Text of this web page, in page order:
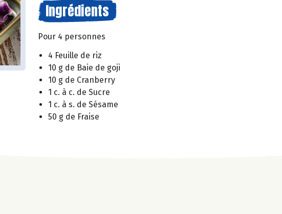
Ingrédients
Pour 4 personnes
4 Feuille de riz
10 g de Baie de goji
10 g de Cranberry
1 c. à c. de Sucre
1 c. à s. de Sésame
50 g de Fraise